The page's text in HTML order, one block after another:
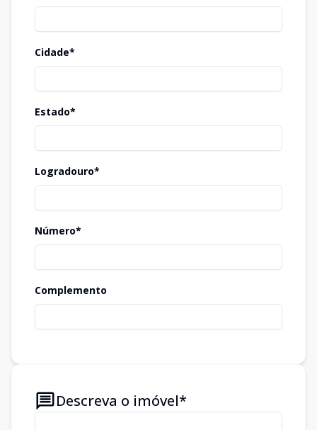
Cidade*
Estado*
Logradouro*
Número*
Complemento
Descreva o imóvel*